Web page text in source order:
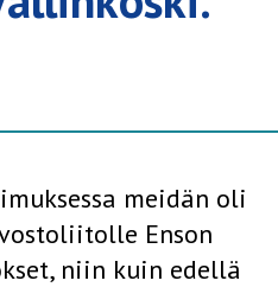
meidän oli
Enson
niin kuin edellä